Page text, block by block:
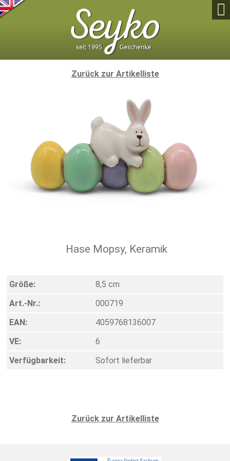

Zurück zur Artikelliste
Hase Mopsy, Keramik
Größe:
8,5 cm
Art.-Nr.:
000719
EAN:
4059768136007
VE:
6
Verfügbarkeit:
Sofort lieferbar
Zurück zur Artikelliste